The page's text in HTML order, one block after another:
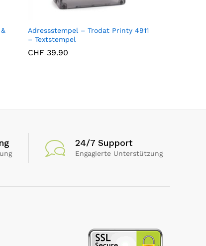
Adressstempel – Trodat Printy 4911
– Textstempel
CHF 39.90
24/7 Support
Engagierte Unterstützung